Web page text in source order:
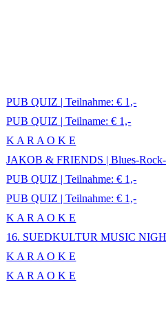
PUB QUIZ | Teilnahme: € 1,-
PUB QUIZ | Teilname: € 1,-
K A R A O K E
JAKOB & FRIENDS | Blues-
PUB QUIZ | Teilnahme: € 1,-
PUB QUIZ | Teilnahme: € 1,-
K A R A O K E
16. SUEDKULTUR MUSIC
K A R A O K E
K A R A O K E